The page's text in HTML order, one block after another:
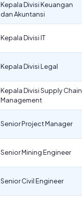
Kepala Divisi Keuangan
dan Akuntansi
Kepala Divisi IT
Kepala Divisi Legal
Kepala Divisi Supply Chain
Management
Senior Project Manager
Senior Mining Engineer
Senior Civil Engineer